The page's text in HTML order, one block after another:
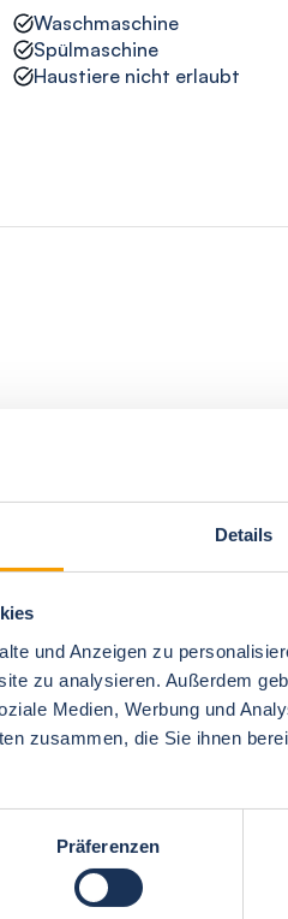
Details
und Anzeigen zu
zu analysieren. Außerdem
Medien, Werbung und
zusammen, die Sie ihnen
Präferenzen
Waschmaschine
Spülmaschine
Haustiere nicht erlaubt
4.7